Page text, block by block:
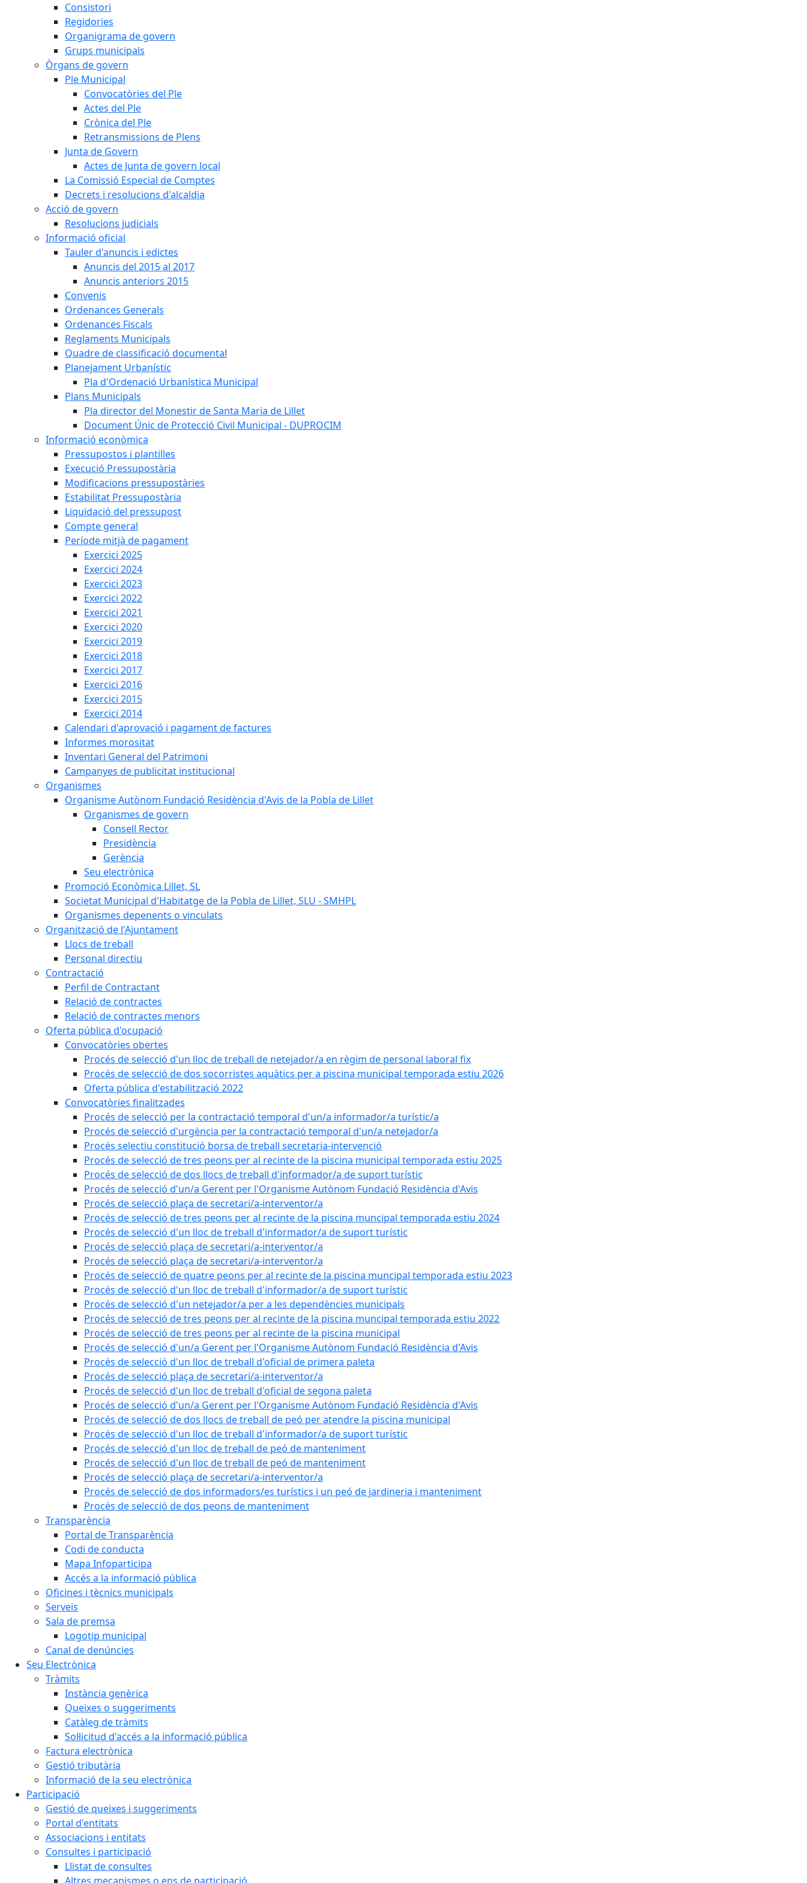
Consistori
Regidories
Organigrama de govern
Grups municipals
Òrgans de govern
Ple Municipal
Convocatòries del Ple
Actes del Ple
Crònica del Ple
Retransmissions de Plens
Junta de Govern
Actes de Junta de govern local
La Comissió Especial de Comptes
Decrets i resolucions d'alcaldia
Acció de govern
Resolucions judicials
Informació oficial
Tauler d'anuncis i edictes
Anuncis del 2015 al 2017
Anuncis anteriors 2015
Convenis
Ordenances Generals
Ordenances Fiscals
Reglaments Municipals
Quadre de classificació documental
Planejament Urbanístic
Pla d'Ordenació Urbanística Municipal
Plans Municipals
Pla director del Monestir de Santa Maria de Lillet
Document Únic de Protecció Civil Municipal - DUPROCIM
Informació econòmica
Pressupostos i plantilles
Execució Pressupostària
Modificacions pressupostàries
Estabilitat Pressupostària
Liquidació del pressupost
Compte general
Període mitjà de pagament
Exercici 2025
Exercici 2024
Exercici 2023
Exercici 2022
Exercici 2021
Exercici 2020
Exercici 2019
Exercici 2018
Exercici 2017
Exercici 2016
Exercici 2015
Exercici 2014
Calendari d'aprovació i pagament de factures
Informes morositat
Inventari General del Patrimoni
Campanyes de publicitat institucional
Organismes
Organisme Autònom Fundació Residència d'Avis de la Pobla de Lillet
Organismes de govern
Consell Rector
Presidència
Gerència
Seu electrònica
Promoció Econòmica Lillet, SL
Societat Municipal d'Habitatge de la Pobla de Lillet, SLU - SMHPL
Organismes depenents o vinculats
Organització de l'Ajuntament
Llocs de treball
Personal directiu
Contractació
Perfil de Contractant
Relació de contractes
Relació de contractes menors
Oferta pública d'ocupació
Convocatòries obertes
Procés de selecció d'un lloc de treball de netejador/a en règim de personal laboral fix
Procés de selecció de dos socorristes aquàtics per a piscina municipal temporada estiu 2026
Oferta pública d'estabilització 2022
Convocatòries finalitzades
Procés de selecció per la contractació temporal d'un/a informador/a turístic/a
Procés de selecció d'urgència per la contractació temporal d'un/a netejador/a
Procés selectiu constitució borsa de treball secretaria-intervenció
Procés de selecció de tres peons per al recinte de la piscina municipal temporada estiu 2025
Procés de selecció de dos llocs de treball d'informador/a de suport turístic
Procés de selecció d'un/a Gerent per l'Organisme Autònom Fundació Residència d'Avis
Procés de selecció plaça de secretari/a-interventor/a
Procés de selecció de tres peons per al recinte de la piscina muncipal temporada estiu 2024
Procés de selecció d'un lloc de treball d'informador/a de suport turístic
Procés de selecció plaça de secretari/a-interventor/a
Procés de selecció plaça de secretari/a-interventor/a
Procés de selecció de quatre peons per al recinte de la piscina muncipal temporada estiu 2023
Procés de selecció d'un lloc de treball d'informador/a de suport turístic
Procés de selecció d'un netejador/a per a les dependències municipals
Procés de selecció de tres peons per al recinte de la piscina muncipal temporada estiu 2022
Procés de selecció de tres peons per al recinte de la piscina municipal
Procés de selecció d'un/a Gerent per l'Organisme Autònom Fundació Residència d'Avis
Procés de selecció d'un lloc de treball d'oficial de primera paleta
Procés de selecció plaça de secretari/a-interventor/a
Procés de selecció d'un lloc de treball d'oficial de segona paleta
Procés de selecció d'un/a Gerent per l'Organisme Autònom Fundació Residència d'Avis
Procés de selecció de dos llocs de treball de peó per atendre la piscina municipal
Procés de selecció d'un lloc de treball d'informador/a de suport turístic
Procés de selecció d'un lloc de treball de peó de manteniment
Procés de selecció d'un lloc de treball de peó de manteniment
Procés de selecció plaça de secretari/a-interventor/a
Procés de selecció de dos informadors/es turístics i un peó de jardineria i manteniment
Procés de selecció de dos peons de manteniment
Transparència
Portal de Transparència
Codi de conducta
Mapa Infoparticipa
Accés a la informació pública
Oficines i tècnics municipals
Serveis
Sala de premsa
Logotip municipal
Canal de denúncies
Seu Electrònica
Tràmits
Instància genèrica
Queixes o suggeriments
Catàleg de tràmits
Sol·licitud d'accés a la informació pública
Factura electrònica
Gestió tributària
Informació de la seu electrònica
Participació
Gestió de queixes i suggeriments
Portal d'entitats
Associacions i entitats
Consultes i participació
Llistat de consultes